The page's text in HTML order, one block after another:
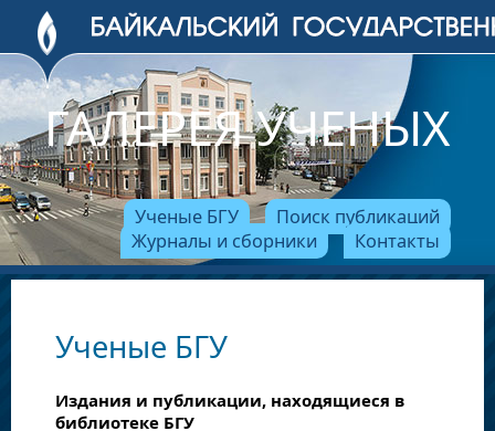
ГАЛЕРЕЯ УЧЕНЫХ
Ученые БГУ
Поиск публикаций
Журналы и сборники
Контакты
Ученые БГУ
Издания и публикации, находящиеся в
библиотеке БГУ